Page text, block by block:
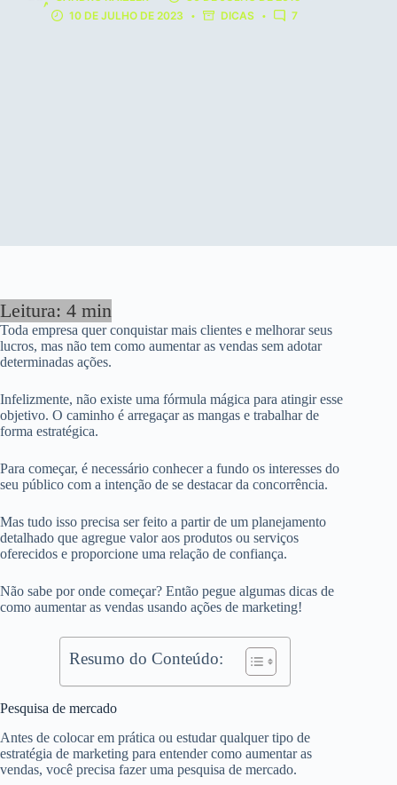
10 DE JULHO DE 2023
DICAS 7
Toda empresa quer conquistar mais clientes e melhorar seus
lucros, mas não tem como aumentar as vendas sem adotar
determinadas ações.
Infelizmente, não existe uma fórmula mágica para atingir esse
objetivo. O caminho é arregaçar as mangas e trabalhar de
forma estratégica.
Para começar, é necessário conhecer a fundo os interesses do
seu público com a intenção de se destacar da concorrência.
Mas tudo isso precisa ser feito a partir de um planejamento
detalhado que agregue valor aos produtos ou serviços
oferecidos e proporcione uma relação de confiança.
Não sabe por onde começar? Então pegue algumas dicas de
como aumentar as vendas usando ações de marketing!
Resumo do Conteúdo:
Pesquisa de mercado
Antes de colocar em prática ou estudar qualquer tipo de
estratégia de marketing para entender como aumentar as
vendas, você precisa fazer uma pesquisa de mercado.